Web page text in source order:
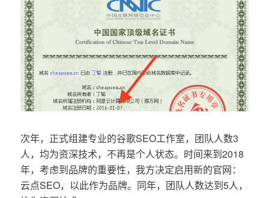
次年，正式组建专业的谷歌SEO工作室，团队人数3
人，均为资深技术，不再是个人状态。时间来到2018
年，考虑到品牌的重要性，我方决定启用新的官网：
云点SEO，以此作为品牌。同年，团队人数达到5人，